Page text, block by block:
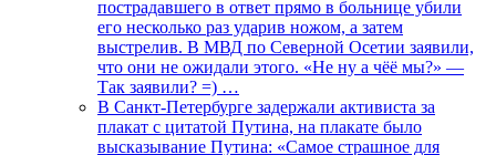
пострадавшего в ответ прямо в больнице убили
его несколько раз ударив ножом, а затем
выстрелив. В МВД по Северной Осетии заявили,
что они не ожидали этого. «Не ну а чёё мы?» —
Так заявили? =) …
В Санкт-Петербурге задержали активиста за
плакат с цитатой Путина, на плакате было
высказывание Путина: «Самое страшное для